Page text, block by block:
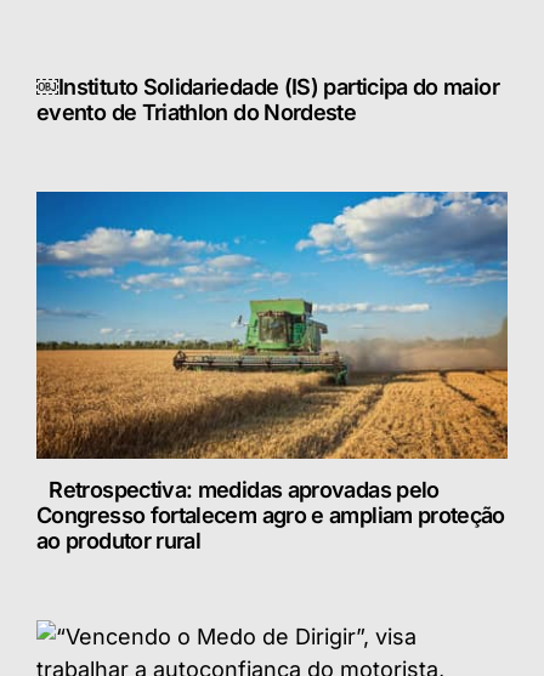
￼Instituto Solidariedade (IS) participa do maior
evento de Triathlon do Nordeste
Retrospectiva: medidas aprovadas pelo
Congresso fortalecem agro e ampliam proteção
ao produtor rural